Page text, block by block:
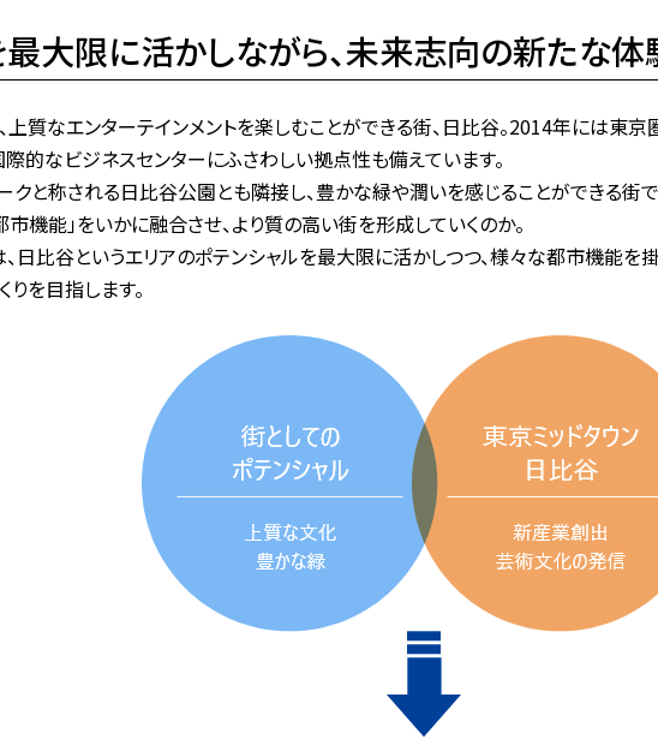
大限に活かしながら、未来志向の新たな
質なエンターテインメントを楽しむことができる街、日比谷。2014年には東
的なビジネスセンターにふさわしい拠点性も備えています。
クと称される日比谷公園とも隣接し、豊かな緑や潤いを感じることができる街で
市機能」をいかに融合させ、より質の高い街を形成していくのか。
、日比谷というエリアのポテンシャルを最大限に活かしつつ、様々な都市機能
を目指します。